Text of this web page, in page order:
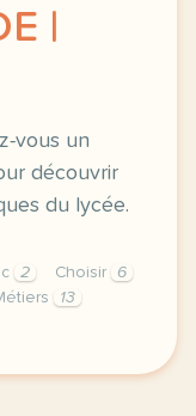
|
vous un
découvrir
du lycée.
2 Choisir
6
13
button cursor